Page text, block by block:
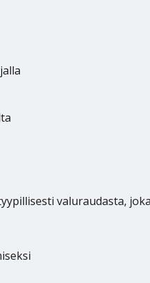
valuraudasta,